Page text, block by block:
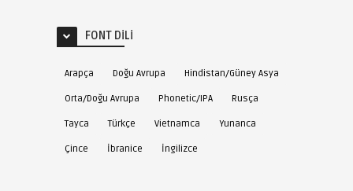
FONT DILI
Arapça Doğu Avrupa Hindistan/Güney Asya
Orta/Doğu Avrupa Phonetic/IPA Rusça
Tayca Türkçe Vietnamca Yunanca
Çince İbranice İngilizce